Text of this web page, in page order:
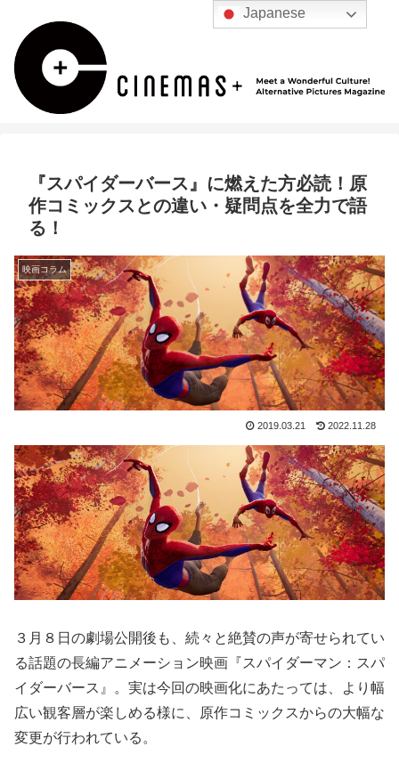
『スパイダーバース』に燃えた方必読！原
作コミックスとの違い・疑問点を全力で語
る！
映画コラム
2019.03.21 2022.11.28
３月８日の劇場公開後も、続々と絶賛の声が寄せられてい
る話題の長編アニメーション映画『スパイダーマン：スパ
イダーバース』。実は今回の映画化にあたっては、より幅
広い観客層が楽しめる様に、原作コミックスからの大幅な
変更が行われている。
Japanese